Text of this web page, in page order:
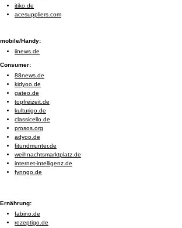
itiko.de
acesuppliers.com
mobile/Handy:
iinews.de
Consumer:
88news.de
kidyoo.de
gateo.de
topfreizeit.de
kulturigo.de
classicello.de
prosos.org
adyoo.de
fitundmunter.de
weihnachtsmarktplatz.de
internet-intelligenz.de
fynngo.de
Ernährung:
fabino.de
rezeptigo.de